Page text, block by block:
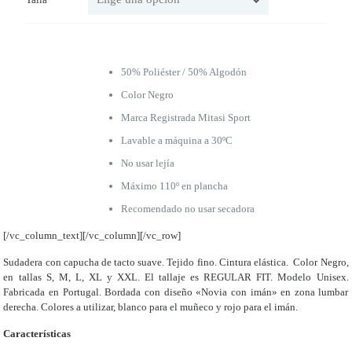
50% Poliéster / 50% Algodón
Color Negro
Marca Registrada Mitasi Sport
Lavable a máquina a 30ºC
No usar lejía
Máximo 110º en plancha
Recomendado no usar secadora
[/vc_column_text][/vc_column][/vc_row]
Sudadera con capucha de tacto suave. Tejido fino. Cintura elástica. Color Negro,
en tallas S, M, L, XL y XXL. El tallaje es REGULAR FIT. Modelo Unisex.
Fabricada en Portugal. Bordada con diseño «Novia con imán» en zona lumbar
derecha. Colores a utilizar, blanco para el muñeco y rojo para el imán.
Características